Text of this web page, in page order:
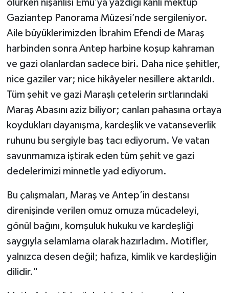
olurken nişanlısı Emu’ya yazdığı kanlı mektup
Gaziantep Panorama Müzesi’nde sergileniyor.
Aile büyüklerimizden İbrahim Efendi de Maraş
harbinden sonra Antep harbine koşup kahraman
ve gazi olanlardan sadece biri. Daha nice şehitler,
nice gaziler var; nice hikâyeler nesillere aktarıldı.
Tüm şehit ve gazi Maraşlı çetelerin sırtlarındaki
Maraş Abasını aziz biliyor; canları pahasına ortaya
koydukları dayanışma, kardeşlik ve vatanseverlik
ruhunu bu sergiyle baş tacı ediyorum. Ve vatan
savunmamıza iştirak eden tüm şehit ve gazi
dedelerimizi minnetle yad ediyorum.
Bu çalışmaları, Maraş ve Antep’in destansı
direnişinde verilen omuz omuza mücadeleyi,
gönül bağını, komşuluk hukuku ve kardeşliği
saygıyla selamlama olarak hazırladım. Motifler,
yalnızca desen değil; hafıza, kimlik ve kardeşliğin
dilidir."